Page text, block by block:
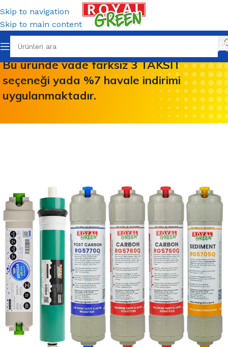
Skip to navigation
Skip to main content
Bu üründe vade farksız3 TAKSİT
seçeneği yada %7 havale indirimi
uygulanmaktadır.